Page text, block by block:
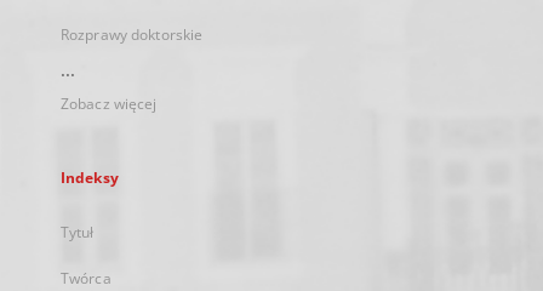
Rozprawy doktorskie
...
Zobacz więcej
Indeksy
Tytuł
Twórca